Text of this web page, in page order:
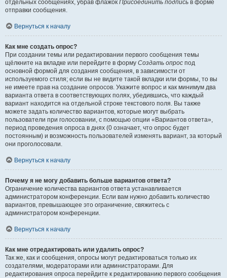
отдельных сообщениях, убрав флажок Присоединить подпись в форме
отправки сообщения.
Вернуться к началу
Как мне создать опрос?
При создании темы или редактировании первого сообщения темы
щёлкните на вкладке или перейдите в форму Создать опрос под
основной формой для создания сообщения, в зависимости от
используемого стиля; если вы не видите такой вкладки или формы, то вы
не имеете прав на создание опросов. Укажите вопрос и как минимум два
варианта ответа в соответствующих полях, убедившись, что каждый
вариант находится на отдельной строке текстового поля. Вы также
можете задать количество вариантов, которые могут выбрать
пользователи при голосовании, с помощью опции «Вариантов ответа»,
период проведения опроса в днях (0 означает, что опрос будет
постоянным) и возможность пользователей изменять вариант, за который
они проголосовали.
Вернуться к началу
Почему я не могу добавить больше вариантов ответа?
Ограничение количества вариантов ответа устанавливается
администратором конференции. Если вам нужно добавить количество
вариантов, превышающее это ограничение, свяжитесь с
администратором конференции.
Вернуться к началу
Как мне отредактировать или удалить опрос?
Так же, как и сообщения, опросы могут редактироваться только их
создателями, модераторами или администраторами. Для
редактирования опроса перейдите к редактированию первого сообщения